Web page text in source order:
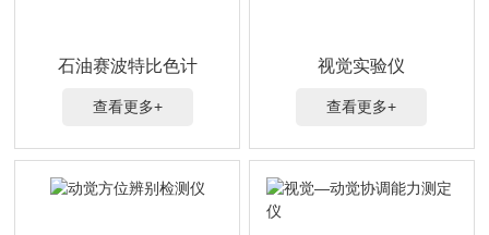
石油赛波特比色计
查看更多+
视觉实验仪
查看更多+